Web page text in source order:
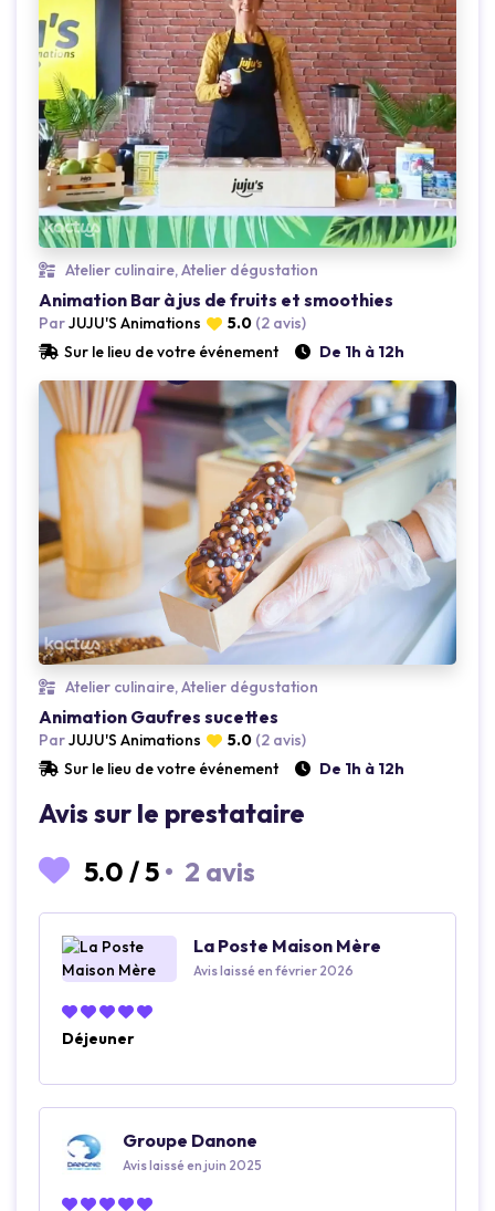
Loading...
Atelier culinaire, Atelier dégustation
Animation Bar à jus de fruits et smoothies
ParJUJU'S Animations 5.0 (2 avis)
Sur le lieu de votre événement
De 1h à 12h
Loading...
Atelier culinaire, Atelier dégustation
Animation Gaufres sucettes
ParJUJU'S Animations 5.0 (2 avis)
Sur le lieu de votre événement
De 1h à 12h
Avis sur le prestataire
5.0 /5 • 2 avis
La Poste Maison Mère
Avis laissé en février 2026
Déjeuner
Groupe Danone
Avis laissé en juin 2025